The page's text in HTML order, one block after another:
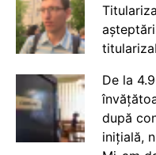
De la
după
inițială,